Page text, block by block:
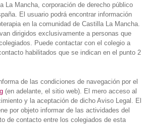
La Mancha, corporación de derecho público
El usuario podrá encontrar información
en la comunidad de Castilla La Mancha.
dirigidos exclusivamente a personas que
Puede contactar con el colegio a
habilitados que se indican en el punto 2
de las condiciones de navegación por el
(en adelante, el sitio web). El mero acceso al
y la aceptación de dicho Aviso Legal. El
por objeto informar de las actividades del
de contacto entre los colegiados de esta